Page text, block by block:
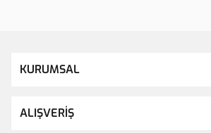
KURUMSAL
ALIŞVERİŞ